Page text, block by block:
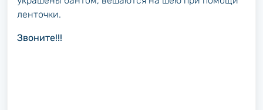
ленточки.
Звоните!!!